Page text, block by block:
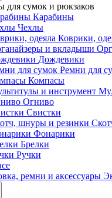
для сумок и рюкзаков
Карабины
Чехлы
Коврики,
Дождевики
Ремни для
Компасы
Огниво
Свистки
Фонарики
Брелки
Ручки